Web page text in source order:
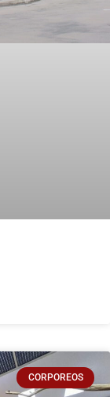
CORPOREOS